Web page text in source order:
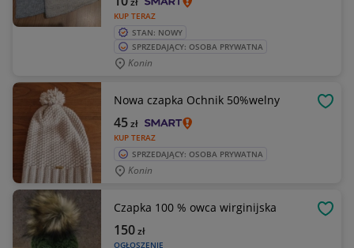
KUP TERAZ
STAN: NOWY
SPRZEDAJĄCY: OSOBA PRYWATNA
Konin
Nowa czapka Ochnik 50%welny
KUP TERAZ
45zł
SPRZEDAJĄCY: OSOBA PRYWATNA
Konin
Czapka 100 % owca wirginijska
OGŁOSZENIE
150zł